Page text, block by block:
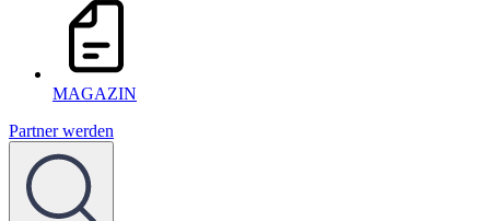
MAGAZIN
Partner werden